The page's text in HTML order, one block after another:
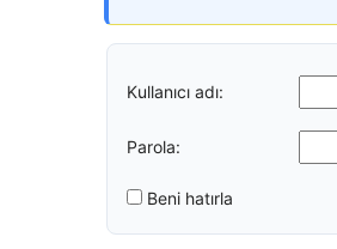
Kullanıcı adı:
Parola:
Beni hatırla